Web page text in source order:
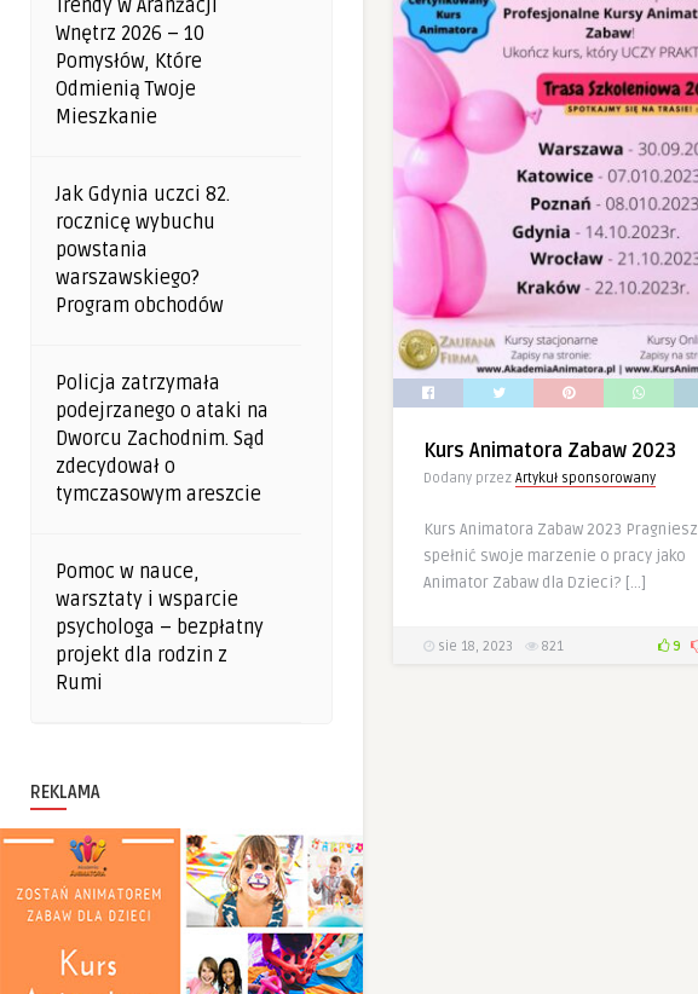
Trendy W Aranżacji
Wnętrz 2026 – 10
Pomysłów, Które
Odmienią Twoje
Mieszkanie
Jak Gdynia uczci 82.
rocznicę wybuchu
powstania
warszawskiego?
Program obchodów
Policja zatrzymała
podejrzanego o ataki na
Dworcu Zachodnim. Sąd
zdecydował o
tymczasowym areszcie
Pomoc w nauce,
warsztaty i wsparcie
psychologa – bezpłatny
projekt dla rodzin z
Rumi
REKLAMA
Kurs Animatora Zabaw 2023
Dodany przez Artykuł sponsorowany
Kurs Animatora Zabaw 2023 Pragniesz
spełnić swoje marzenie o pracy jako
Animator Zabaw dla Dzieci? […]
sie 18, 2023 821 9